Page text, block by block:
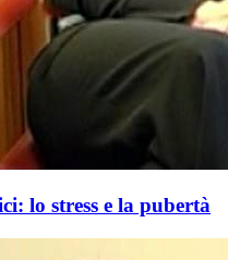
lo stress e la pubertà